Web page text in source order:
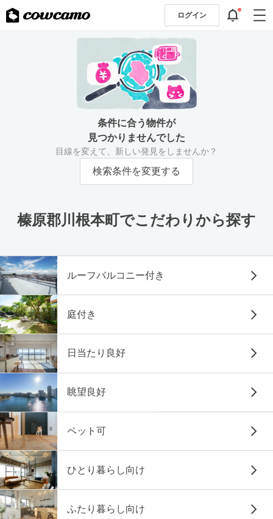
ログイン
条件に合う物件が
見つかりませんでした
目線を変えて、新しい発見をしませんか？
検索条件を変更する
榛原郡川根本町でこだわりから探す
ルーフバルコニー付き
庭付き
日当たり良好
眺望良好
ペット可
ひとり暮らし向け
ふたり暮らし向け